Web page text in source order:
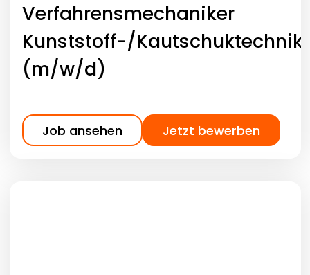
Verfahrensmechaniker
Kunststoff-/Kautschuktechnik
(m/w/d)
Job ansehen Jetzt bewerben